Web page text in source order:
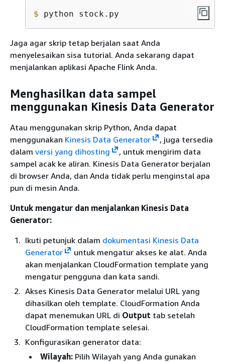
$ python stock.py
Jaga agar skrip tetap berjalan saat Anda
menyelesaikan sisa tutorial. Anda sekarang dapat
menjalankan aplikasi Apache Flink Anda.
Menghasilkan data sampel
menggunakan Kinesis Data Generator
Atau menggunakan skrip Python, Anda dapat
menggunakan Kinesis Data Generator
, juga tersedia
dalam versi yang dihosting
, untuk mengirim data
sampel acak ke aliran. Kinesis Data Generator berjalan
di browser Anda, dan Anda tidak perlu menginstal apa
pun di mesin Anda.
Untuk mengatur dan menjalankan Kinesis Data
Generator:
Ikuti petunjuk dalam dokumentasi Kinesis Data
Generator
untuk mengatur akses ke alat. Anda
akan menjalankan CloudFormation template yang
mengatur pengguna dan kata sandi.
Akses Kinesis Data Generator melalui URL yang
dihasilkan oleh template. CloudFormation Anda
dapat menemukan URL di Output tab setelah
CloudFormation template selesai.
Konfigurasikan generator data:
Wilayah: Pilih Wilayah yang Anda gunakan